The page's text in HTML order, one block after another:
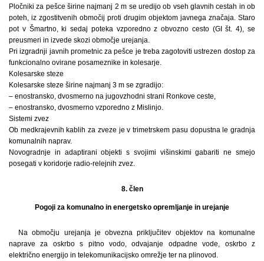
Pločniki za pešce širine najmanj 2 m se uredijo ob vseh glavnih cestah in ob
poteh, iz zgostitvenih območij proti drugim objektom javnega značaja. Staro
pot v Šmartno, ki sedaj poteka vzporedno z obvozno cesto (GI št. 4), se
preusmeri in izvede skozi območje urejanja.
Pri izgradnji javnih prometnic za pešce je treba zagotoviti ustrezen dostop za
funkcionalno ovirane posameznike in kolesarje.
Kolesarske steze
Kolesarske steze širine najmanj 3 m se zgradijo:
– enostransko, dvosmerno na jugovzhodni strani Ronkove ceste,
– enostransko, dvosmerno vzporedno z Mislinjo.
Sistemi zvez
Ob medkrajevnih kablih za zveze je v trimetrskem pasu dopustna le gradnja
komunalnih naprav.
Novogradnje in adaptirani objekti s svojimi višinskimi gabariti ne smejo
posegati v koridorje radio-relejnih zvez.
8. člen
Pogoji za komunalno in energetsko opremljanje in urejanje
Na območju urejanja je obvezna priključitev objektov na komunalne
naprave za oskrbo s pitno vodo, odvajanje odpadne vode, oskrbo z
električno energijo in telekomunikacijsko omrežje ter na plinovod.